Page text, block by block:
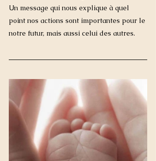
Un message qui nous explique à quel
point nos actions sont importantes pour le
notre futur, mais aussi celui des autres.